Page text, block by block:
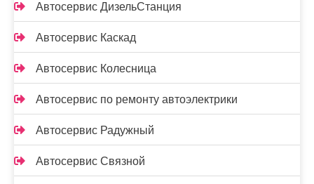
Автосервис ДизельСтанция
Автосервис Каскад
Автосервис Колесница
Автосервис по ремонту автоэлектрики
Автосервис Радужный
Автосервис Связной